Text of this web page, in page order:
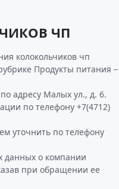
ЧП
колокольчиков чп
Продукты питания –
адресу Малых ул., д. 6.
по телефону +7(4712)
уточнить по телефону
данных о компании
при обращении ее